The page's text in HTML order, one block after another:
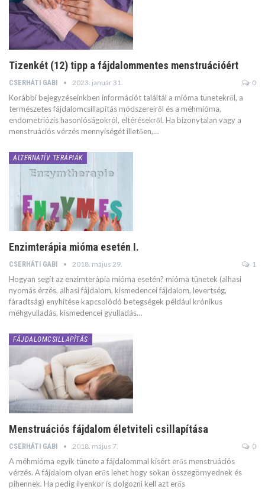
Tizenkét (12) tipp a fájdalommentes menstruációért
CSERHÁTI GABI 2023. január 31. 0
Korábbi bejegyzéseinkben információt találtál a mióma tünetekről, a
természetes fájdalomcsillapítás módszereiről és a méhmióma,
endometriózis hasonlóságokról, eltérésekről. Ha bizonytalan vagy a
menstruációs vérzés mennyiségét illetően,…
ALTERNATÍV TERÁPIÁK
Enzimterápia mióma esetén I.
CSERHÁTI GABI 2018. május 29. 1
Hogyan segít az enzimterápia mióma esetén? mióma tünetek (alhasi
nyomás érzés, alhasi fájdalom, kismedencei fájdalom, levertség,
fáradtság) enyhítése kapcsolódó betegségek például krónikus
méhgyulladás, kismedencei gyulladás…
FÁJDALOMCSILLAPÍTÁS
Menstruációs fájdalom életviteli csillapítása
CSERHÁTI GABI 2018. május 7. 0
A méhmióma egyik tünete a fájdalommal kísért erős menstruációs
vérzés. A fájdalom olyan erős lehet hogy sokan összegörnyednek és
pihennek. Ha pedig ilyenkor is dolgozni kell azt erős